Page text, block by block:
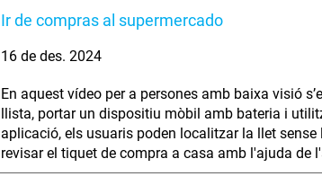
Ir de compras al supermercado
16 de des. 2024
En aquest vídeo per a persones amb baixa visió
llista, portar un dispositiu mòbil amb bateria i
aplicació, els usuaris poden localitzar la llet
revisar el tiquet de compra a casa amb l'ajuda de